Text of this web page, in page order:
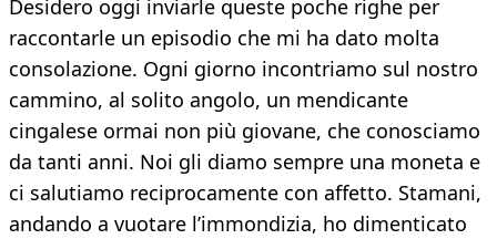
Desidero oggi inviarle queste poche righe per
raccontarle un episodio che mi ha dato molta
consolazione. Ogni giorno incontriamo sul nostro
cammino, al solito angolo, un mendicante
cingalese ormai non più giovane, che conosciamo
da tanti anni. Noi gli diamo sempre una moneta e
ci salutiamo reciprocamente con affetto. Stamani,
andando a vuotare l’immondizia, ho dimenticato